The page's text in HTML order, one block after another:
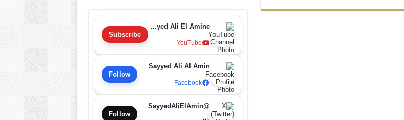
Sayyed Ali El Amine
YouTube
Subscribe
Sayyed Ali Al Amin
Facebook
Follow
@SayyedAliElAmin
Follow